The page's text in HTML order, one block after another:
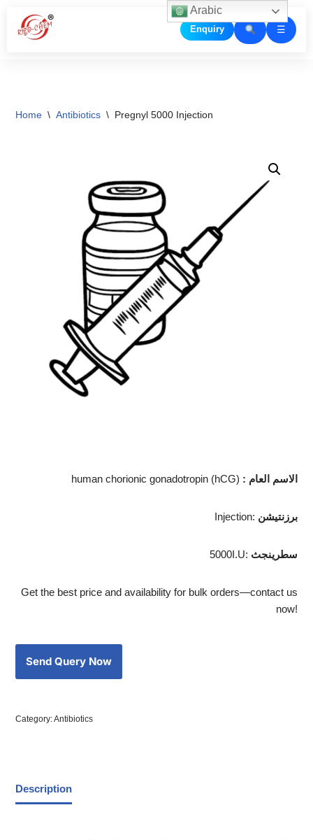
Skip
Enquiry ☰
Home \ Antibiotics \ Pregnyl 5000 Injection
human chorionic gonadotropin (hCG) : الاسم العام
Injection: برزنتيشن
5000I.U: سطرينجث
Get the best price and availability for bulk orders—contact us
now!
Category:Antibiotics
Description
Arabic